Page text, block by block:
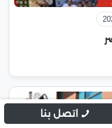
اتصل بنا